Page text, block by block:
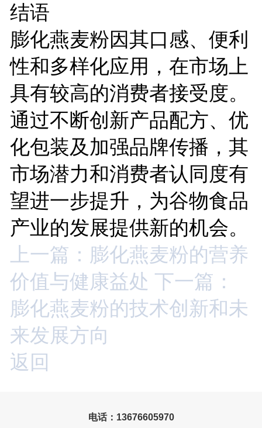
结语
膨化燕麦粉因其口感、便利
性和多样化应用，在市场上
具有较高的消费者接受度。
通过不断创新产品配方、优
化包装及加强品牌传播，其
市场潜力和消费者认同度有
望进一步提升，为谷物食品
产业的发展提供新的机会。
上一篇：膨化燕麦粉的营养
价值与健康益处 下一篇：
膨化燕麦粉的技术创新和未
来发展方向
返回
电话：13676605970